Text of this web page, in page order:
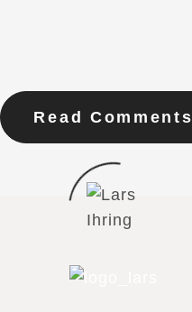
Read Comments